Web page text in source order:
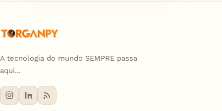
A tecnologia do mundo SEMPRE passa
aqui...